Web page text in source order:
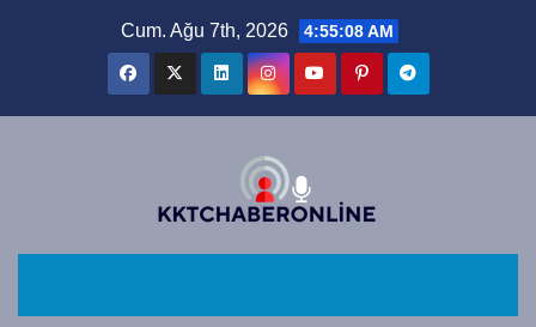
Cum. Ağu 7th, 2026 4:55:09 AM